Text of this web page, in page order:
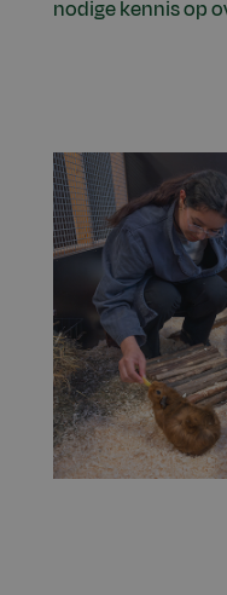
nodige kennis op